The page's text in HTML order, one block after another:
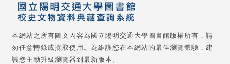
本網站之所有圖文內容為國立陽明交通大學圖書館版權所有，請
勿任意轉錄或擷取使用。為維護您在本網站的最佳瀏覽體驗，建
議您主動升級瀏覽器到最新版本。